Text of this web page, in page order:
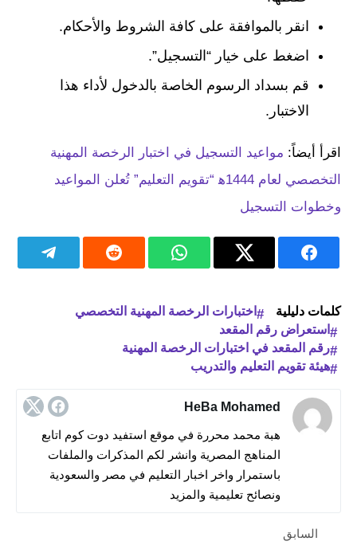
انقر بالموافقة على كافة الشروط والأحكام.
اضغط على خيار “التسجيل”.
قم بسداد الرسوم الخاصة بالدخول لأداء هذا
الاختبار.
اقرأ أيضاً:
مواعيد التسجيل في اختبار ‎الرخصة المهنية
التخصصي لعام 1444ه‍ “تقويم التعليم” تُعلن المواعيد
وخطوات التسجيل
كلمات دليلية
اختبارات الرخصة المهنية التخصصي
استعراض رقم المقعد
رقم المقعد في اختبارات الرخصة المهنية
هيئة تقويم التعليم والتدريب
HeBa Mohamed
هبة محمد محررة في موقع استفيد دوت كوم اتابع
المناهج المصرية وانشر لكم المذكرات والملفات
باستمرار واخر اخبار التعليم في مصر والسعودية
ونصائح تعليمية والمزيد
السابق